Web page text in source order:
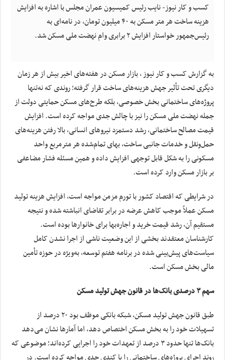
کسب و کار نیوز- نایب رئیس کمیسیون عمران مجلس با اشاره به افزایش
هزینه ساخت هر متر مسکن به ۴۰ میلیون تومان، در نامه‌ای به
رئیس‌جمهور خواستار افزایش ۲ برابری وام نهضت ملی مسکن شد.
به گزارش کسب و کار نیوز ، بازار مسکن در هفته‌های اخیر بیش از هر زمان
دیگری تحت تأثیر جهش هزینه‌های ساخت قرار گرفته؛ روندی که نه‌تنها
پروژه‌های ساختمانی بخش خصوصی، بلکه طرح‌های مسکن حمایتی دولت از
جمله نهضت ملی مسکن را نیز با چالش جدی مواجه کرده است. افزایش
قیمت مصالح ساختمانی، رشد دستمزد نیروهای انسانی، بالا رفتن هزینه‌های
حمل‌ونقل و خدمات جانبی ساخت، بهای تمام‌شده هر مترمربع واحد
مسکونی را به شکل قابل توجهی افزایش داده و همین مسئله فشار مضاعفی
بر بازار مسکن وارد کرده است.
در شرایطی که اقتصاد کشور با تورم مزمن مواجه است، افزایش هزینه تولید
مسکن عملاً موجب کاهش عرضه در برابر تقاضای انباشته شده و نتیجه
مستقیم آن، رشد قیمت خرید و اجاره‌بها برای خانوارها بوده است.
کارشناسان معتقدند بخشی از این وضعیت ناشی از اجرا نشدن کامل
سیاست‌های پیش‌بینی شده در برنامه هفتم توسعه، به‌ویژه در حوزه تأمین
مالی بخش مسکن است.
سهم ۳ درصدی بانک‌ها در قانون جهش تولید مسکن
طبق قانون جهش تولید مسکن، شبکه بانکی موظف بود ۲۰ درصد از
تسهیلات خود را به بخش مسکن اختصاص دهد، اما آمارها نشان می‌دهد
بانک‌ها تنها حدود ۳ درصد از تعهدات خود را اجرایی کرده‌اند؛ موضوعی که